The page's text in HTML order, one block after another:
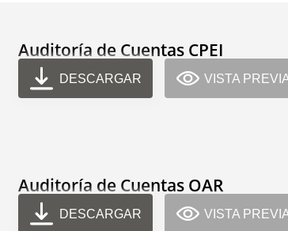
Auditoría de Cuentas CPEI
DESCARGAR VISTA
Auditoría de Cuentas OAR
DESCARGAR VISTA